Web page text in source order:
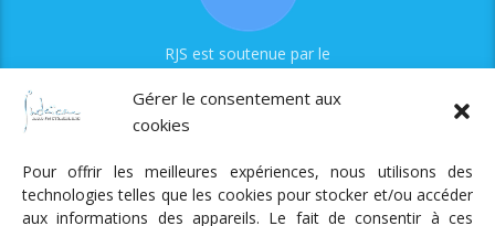
Gérer le consentement aux
cookies
Pour offrir les meilleures expériences, nous utilisons des
technologies telles que les cookies pour stocker et/ou accéder
aux informations des appareils. Le fait de consentir à ces
RJS est soutenue par le